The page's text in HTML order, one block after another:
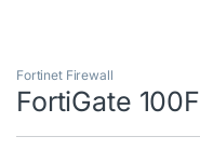
Fortinet Firewall
FortiGate 100F